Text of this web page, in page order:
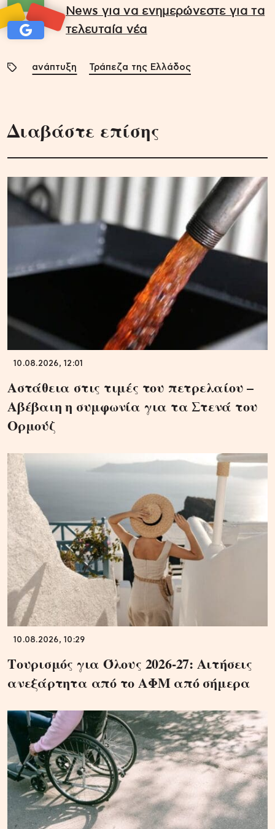
News για να ενημερώνεστε για τα
τελευταία νέα
ανάπτυξη Τράπεζα της Ελλάδος
Διαβάστε επίσης
10.08.2026, 12:01
Αστάθεια στις τιμές του πετρελαίου –
Αβέβαιη η συμφωνία για τα Στενά του
Ορμούζ
10.08.2026, 10:29
Τουρισμός για Όλους 2026-27: Αιτήσεις
ανεξάρτητα από το ΑΦΜ από σήμερα